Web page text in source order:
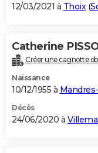
12/03/2021 à Thoix(
Catherine
Créer une cagnotte
Naissance
10/12/1955 à
Décès
24/06/2020 à